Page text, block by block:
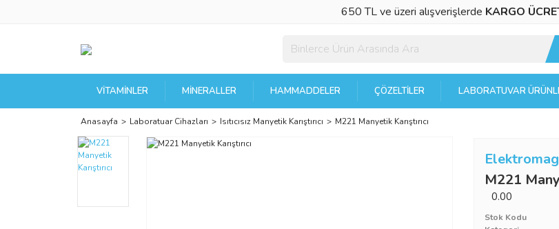
650 TL ve üzeri alışverişlerde KARGO
VITAMINLER MINERALLER HAMMADDELER ÇÖZELTILER LABORATUVAR
Anasayfa Laboratuar Cihazları Isıtıcısız Manyetik Karıştırıcı M221 Manyetik Karıştırıcı
Elektromag
M221
0.00
Stok Kodu